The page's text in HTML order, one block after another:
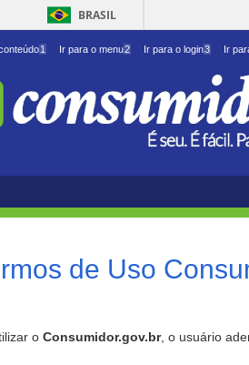
BRASIL
1 Ir para o menu2 Ir para o login3 Ir
de Uso
o Consumidor.gov.br, o usuário